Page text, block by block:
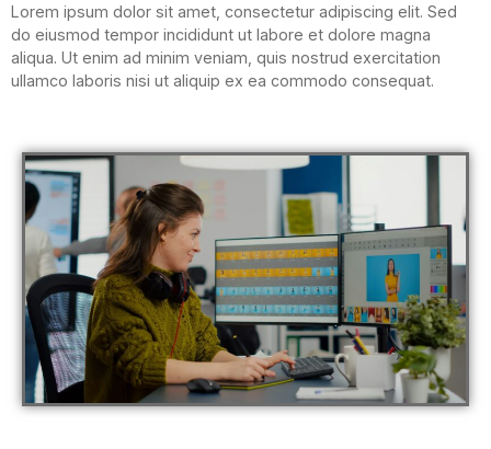
Lorem ipsum dolor sit amet, consectetur adipiscing elit. Sed
do eiusmod tempor incididunt ut labore et dolore magna
aliqua. Ut enim ad minim veniam, quis nostrud exercitation
ullamco laboris nisi ut aliquip ex ea commodo consequat.